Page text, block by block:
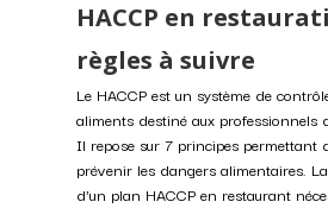
HACCP en
règles à suivre
Le HACCP est un système de
aliments destiné aux professionnels
Il repose sur 7 principes permettant
prévenir les dangers alimentaires.
d'un plan HACCP en restaurant